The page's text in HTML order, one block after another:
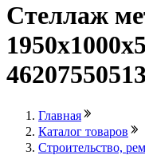
Стеллаж
Главная
Каталог товаров
Строительство,